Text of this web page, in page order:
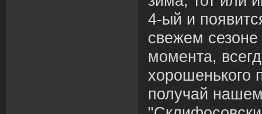
4-ый и
свежем
момента,
хорошенького
получай